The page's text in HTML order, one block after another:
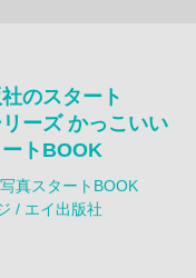
のスタート
ーズ かっこいい
トBOOK
真スタートBOOK
/ エイ出版社